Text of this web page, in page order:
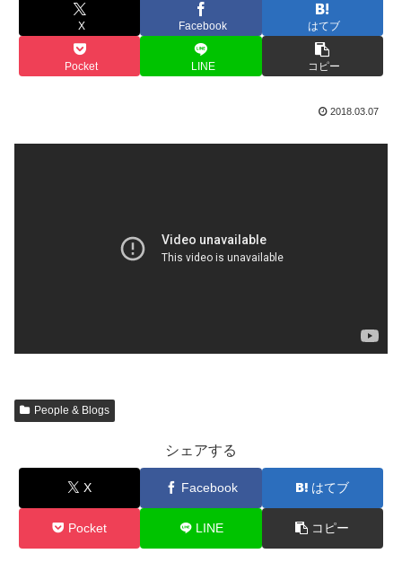
X Facebook はてブ
Pocket LINE コピー
2018.03.07
People & Blogs
シェアする
X Facebook はてブ
Pocket LINE コピー